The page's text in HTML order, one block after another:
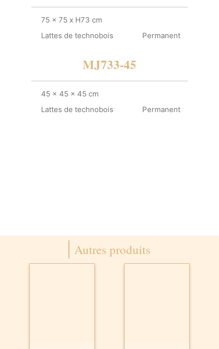
75 x 75 x H73 cm
Lattes de technobois
Permanent
MJ733-45
45 x 45 x 45 cm
Lattes de technobois
Permanent
Autres produits